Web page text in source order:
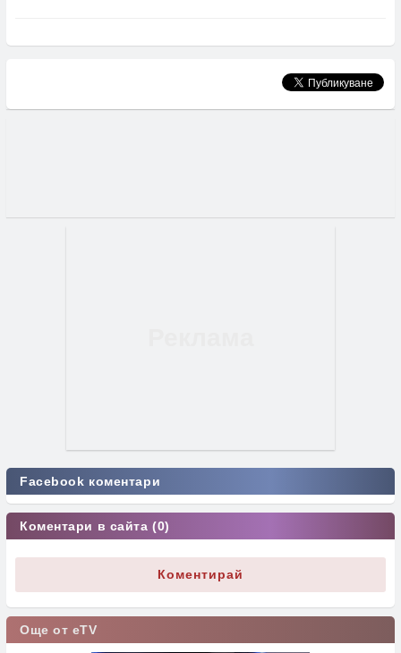
Facebook коментари
Коментари в сайта (0)
Коментирай
Още от eTV